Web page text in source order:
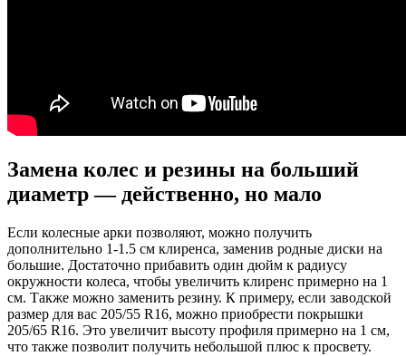
Замена колес и резины на больший
диаметр — действенно, но мало
Если колесные арки позволяют, можно получить
дополнительно 1-1.5 см клиренса, заменив родные диски на
большие. Достаточно прибавить один дюйм к радиусу
окружности колеса, чтобы увеличить клиренс примерно на 1
см. Также можно заменить резину. К примеру, если заводской
размер для вас 205/55 R16, можно приобрести покрышки
205/65 R16. Это увеличит высоту профиля примерно на 1 см,
что также позволит получить небольшой плюс к просвету.